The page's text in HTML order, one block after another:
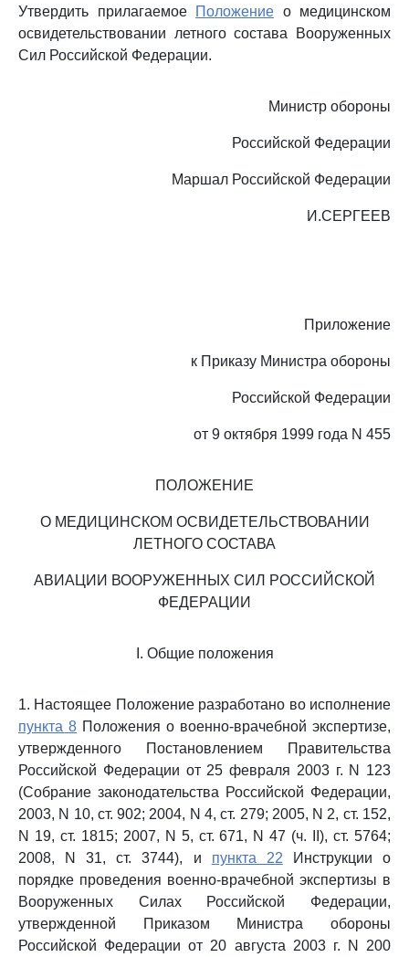
Утвердить прилагаемое Положение о медицинском
освидетельствовании летного состава Вооруженных
Сил Российской Федерации.
Министр обороны
Российской Федерации
Маршал Российской Федерации
И.СЕРГЕЕВ
Приложение
к Приказу Министра обороны
Российской Федерации
от 9 октября 1999 года N 455
ПОЛОЖЕНИЕ
О МЕДИЦИНСКОМ ОСВИДЕТЕЛЬСТВОВАНИИ
ЛЕТНОГО СОСТАВА
АВИАЦИИ ВООРУЖЕННЫХ СИЛ РОССИЙСКОЙ
ФЕДЕРАЦИИ
I. Общие положения
1. Настоящее Положение разработано во исполнение
пункта 8 Положения о военно-врачебной экспертизе,
утвержденного Постановлением Правительства
Российской Федерации от 25 февраля 2003 г. N 123
(Собрание законодательства Российской Федерации,
2003, N 10, ст. 902; 2004, N 4, ст. 279; 2005, N 2, ст. 152,
N 19, ст. 1815; 2007, N 5, ст. 671, N 47 (ч. II), ст. 5764;
2008, N 31, ст. 3744), и пункта 22 Инструкции о
порядке проведения военно-врачебной экспертизы в
Вооруженных Силах Российской Федерации,
утвержденной Приказом Министра обороны
Российской Федерации от 20 августа 2003 г. N 200